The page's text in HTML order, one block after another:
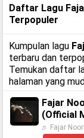
Daftar Lagu
Terpopuler
Kumpulan lagu
terbaru dan
Temukan daftar
halaman yang
Fajar
(Official
♬ Fajar